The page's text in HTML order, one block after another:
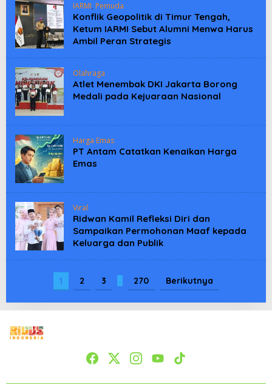
IARMI, Pemuda
Konflik Geopolitik di Timur Tengah,
Ketum IARMI Sebut Alumni Menwa Harus
Ambil Peran Strategis
Olahraga
Atlet Menembak DKI Jakarta Borong
Medali pada Kejuaraan Nasional
Harga Emas
PT Antam Catatkan Kenaikan Harga
Emas
Viral
Ridwan Kamil Refleksi Diri dan
Sampaikan Permohonan Maaf kepada
Keluarga dan Publik
1 2 3 … 270 Berikutnya